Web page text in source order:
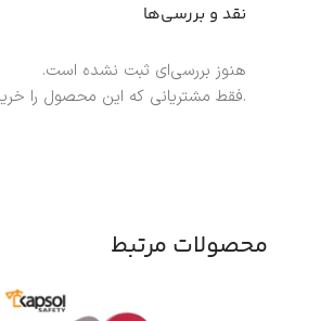
نقد و بررسی‌ها
هنوز بررسی‌ای ثبت نشده است.
.فقط مشتریانی که این محصول را
محصولات مرتبط